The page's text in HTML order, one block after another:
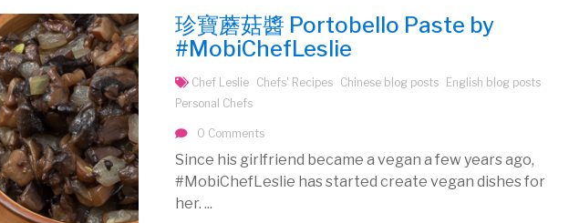
珍寶蘑菇醬 Portobello Paste by
#MobiChefLeslie
Chef Leslie Chefs' Recipes Chinese blog posts
English blog posts
Personal Chefs
0 Comments
Since his girlfriend became a vegan a few years ago,
#MobiChefLeslie has started create vegan dishes for
her. ...